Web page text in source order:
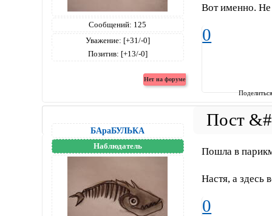
Сообщений: 125
Уважение: [+31/-0]
Позитив: [+13/-0]
Вот именно. Не
0
БАраБУЛЬКА
Наблюдатель Пошла в
Настя, а здесь
0